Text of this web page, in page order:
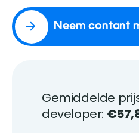
Neem contant
Gemiddelde
developer: